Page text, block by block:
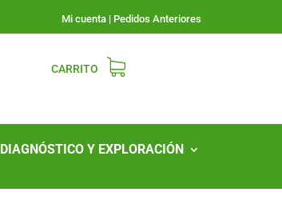
Mi cuenta | Pedidos Anteriores
CARRITO
DIAGNÓSTICO Y EXPLORACIÓN